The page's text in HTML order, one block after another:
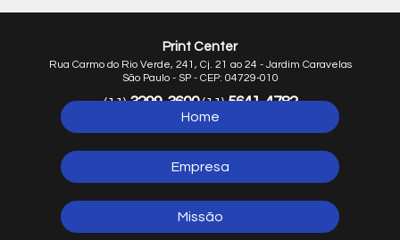
Print Center
Rua Carmo do Rio Verde, 241, Cj. 21 ao 24 - Jardim Caravelas
São Paulo - SP - CEP: 04729-010
(11)3299-3600(11)5641-4782
5641-1254
Home
Empresa
Missão